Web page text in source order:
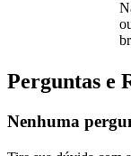
Perguntas e
Nenhuma